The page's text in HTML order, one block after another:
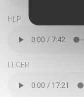
HLP
LLCER